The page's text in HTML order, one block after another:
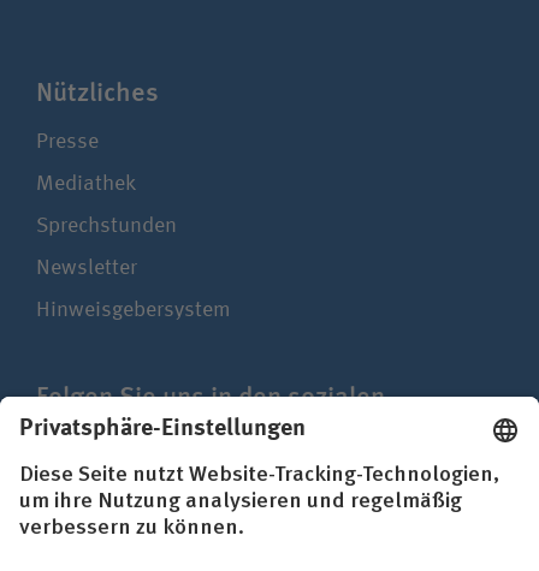
Nützliches
Presse
Mediathek
Sprechstunden
Newsletter
Hinweisgebersystem
Folgen Sie uns in den sozialen
Netzwerken